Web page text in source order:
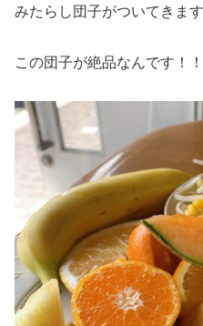
みたらし団子がついてきます
この団子が絶品なんです！！